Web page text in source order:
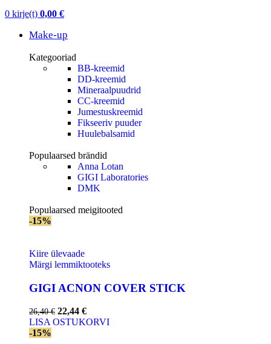
0 kirje(t) 0,00 €
Make-up
Kategooriad
BB-kreemid
DD-kreemid
Mineraalpuudrid
CC-kreemid
Jumestuskreemid
Fikseeriv puuder
Huulebalsamid
Populaarsed brändid
Anna Lotan
GIGI Laboratories
DMK
Populaarsed meigitooted
-15%
Kiire ülevaade
Märgi lemmiktooteks
GIGI AСNON COVER STICK
26,40€ 22,44 €
LISA OSTUKORVI
-15%